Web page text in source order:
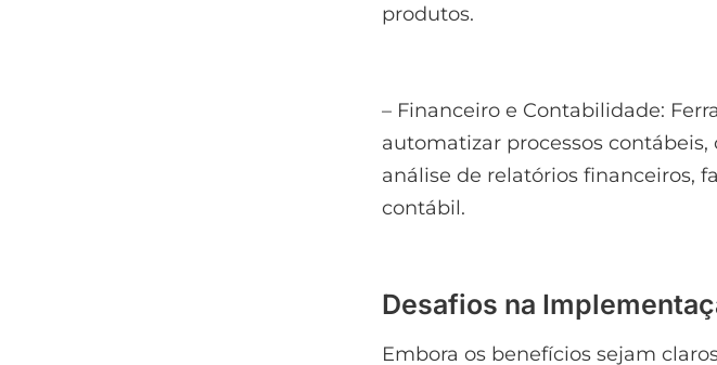
produtos.
– Financeiro e Contabilidade:
automatizar processos
análise de relatórios financeiros,
contábil.
Desafios na
Embora os benefícios sejam